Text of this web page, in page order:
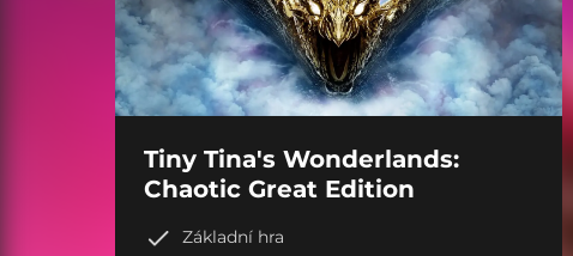
Tiny Tina's Wonderlands:
Chaotic Great Edition
Základní hra